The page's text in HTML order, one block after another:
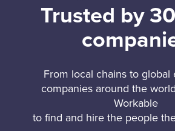
Trusted by
From local chains to global
companies around the
Workable
to find and hire the people